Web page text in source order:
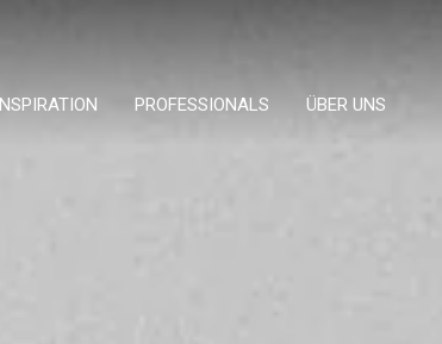
INSPIRATION PROFESSIONALS ÜBER UNS